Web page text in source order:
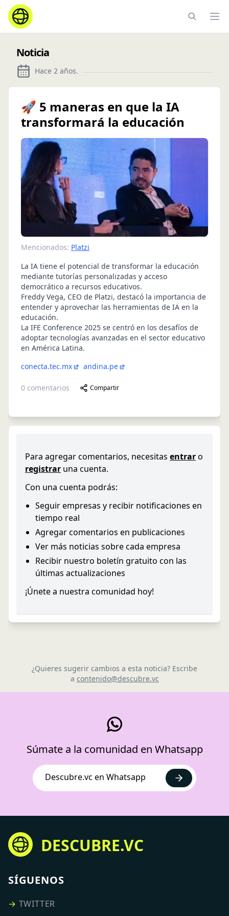
Noticia
Hace 2 años.
🚀 5 maneras en que la IA
transformará la educación
Mencionados: Platzi
La IA tiene el potencial de transformar la educación
mediante tutorías personalizadas y acceso
democrático a recursos educativos.
Freddy Vega, CEO de Platzi, destacó la importancia de
entender y aprovechar las herramientas de IA en la
educación.
La IFE Conference 2025 se centró en los desafíos de
adoptar tecnologías avanzadas en el sector educativo
en América Latina.
conecta.tec.mx
andina.pe
0 comentarios Compartir
Para agregar comentarios, necesitas entraro
registrar una cuenta.
Con una cuenta podrás:
Seguir empresas y recibir notificaciones en
tiempo real
Agregar comentarios en publicaciones
Ver más noticias sobre cada empresa
Recibir nuestro boletín gratuito con las
últimas actualizaciones
¡Únete a nuestra comunidad hoy!
¿Quieres sugerir cambios a esta noticia? Escribe
a contenido@descubre.vc
Súmate a la comunidad en Whatsapp
Descubre.vc en Whatsapp
DESCUBRE.VC
SÍGUENOS
→ TWITTER